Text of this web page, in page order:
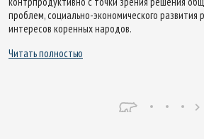
проблем, социально-экономического развития
интересов коренных народов.
Читать полностью